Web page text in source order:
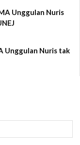
Unggulan Nuris
Unggulan Nuris tak